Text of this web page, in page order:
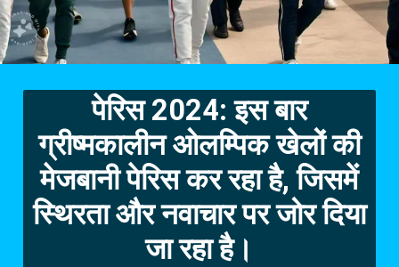
पेरिस 2024: इस बार
ग्रीष्मकालीन ओलम्पिक खेलों की
मेजबानी पेरिस कर रहाहै, जिसमें
स्थिरता और नवाचार पर जोर दिया
जा रहा है।